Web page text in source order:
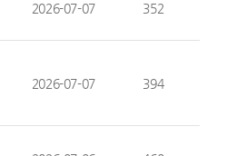
2026-07-07 352
2026-07-07 394